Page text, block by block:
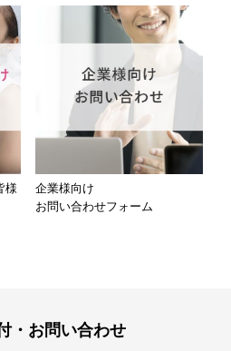
様
企業様向け
お問い合わせフォーム
・お問い合わせ